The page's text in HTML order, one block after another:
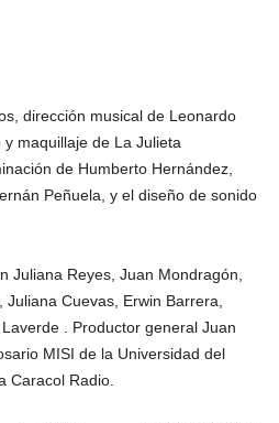
dirección musical de Leonardo
maquillaje de La Julieta
de Humberto Hernández,
Peñuela, y el diseño de sonido
Juliana Reyes, Juan Mondragón,
Cuevas, Erwin Barrera,
. Productor general Juan
MISI de la Universidad del
Caracol Radio.